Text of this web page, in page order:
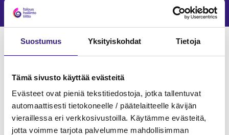
Suostumus Yksityiskohdat Tietoja
Tämä sivusto käyttää evästeitä
Evästeet ovat pieniä tekstitiedostoja, jotka tallentuvat
automaattisesti tietokoneelle / päätelaitteelle kävijän
vieraillessa eri verkkosivustoilla. Käytämme evästeitä,
jotta voimme tarjota palvelumme mahdollisimman
Verkkokoulutukset